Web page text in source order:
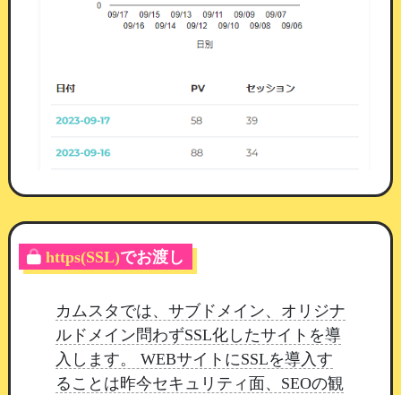
当選履歴が残ります
誰がいつ何に当たったかを管理画面で確認できま
当たった会員の記録は変わりません。
すでに公開中のホームページでは、マイページの
設定を一度開いて保存してください。
いる並び順に新しいブロックが含まれていないた
ージ編集のマイページから、表示・非表示と並び
順を設定できます。
今後も、安全で運用しやすい機能改善を継続して
https(SSL)でお渡し
カムスタでは、サブドメイン、オリジナ
ルドメイン問わずSSL化したサイトを導
入します。 WEBサイトにSSLを導入す
ることは昨今セキュリティ面、SEOの観